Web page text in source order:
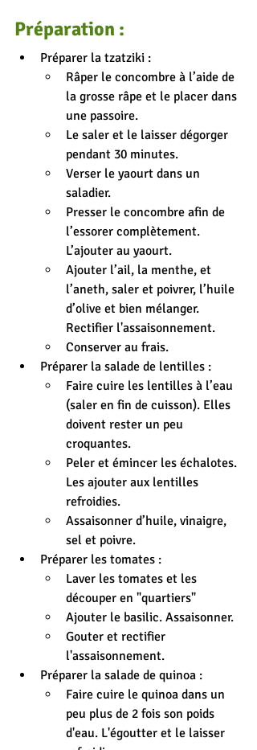
Préparation :
Préparer la tzatziki :
Râper le concombre à l’aide de
la grosse râpe et le placer dans
une passoire.
Le saler et le laisser dégorger
pendant 30 minutes.
Verser le yaourt dans un
saladier.
Presser le concombre afin de
l’essorer complètement.
L’ajouter au yaourt.
Ajouter l’ail, la menthe, et
l’aneth, saler et poivrer, l’huile
d’olive et bien mélanger.
Rectifier l'assaisonnement.
Conserver au frais.
Préparer la salade de lentilles :
Faire cuire les lentilles à l’eau
(saler en fin de cuisson). Elles
doivent rester un peu
croquantes.
Peler et émincer les échalotes.
Les ajouter aux lentilles
refroidies.
Assaisonner d’huile, vinaigre,
sel et poivre.
Préparer les tomates :
Laver les tomates et les
découper en "quartiers"
Ajouter le basilic. Assaisonner.
Gouter et rectifier
l'assaisonnement.
Préparer la salade de quinoa :
Faire cuire le quinoa dans un
peu plus de 2 fois son poids
d'eau. L'égoutter et le laisser